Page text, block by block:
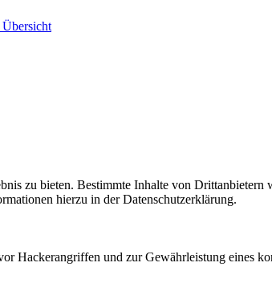
zu bieten. Bestimmte Inhalte von
hierzu in der Datenschutzerklärung.
Hackerangriffen und zur Gewährleistung eines